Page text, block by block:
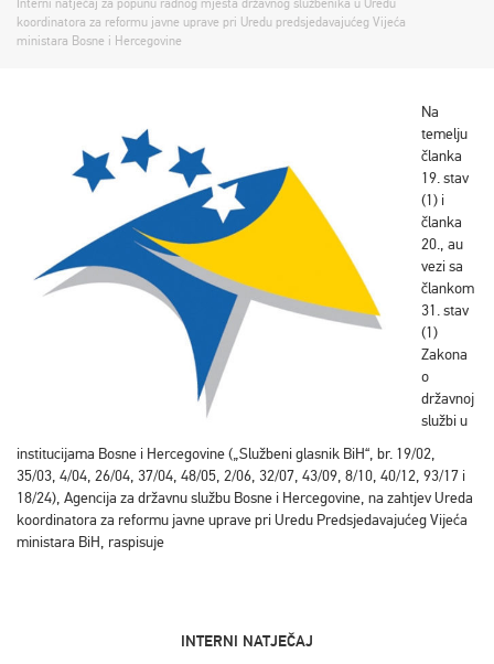
Interni natječaj za popunu radnog mjesta državnog službenika u Uredu
koordinatora za reformu javne uprave pri Uredu predsjedavajućeg Vijeća
ministara Bosne i Hercegovine
Na
temelju
članka
19. stav
(1) i
članka
20., au
vezi sa
člankom
31. stav
(1)
Zakona
o
državnoj
službi u
institucijama Bosne i Hercegovine („Službeni glasnik BiH“, br. 19/02,
35/03, 4/04, 26/04, 37/04, 48/05, 2/06, 32/07, 43/09, 8/10, 40/12, 93/17 i
18/24), Agencija za državnu službu Bosne i Hercegovine, na zahtjev Ureda
koordinatora za reformu javne uprave pri Uredu Predsjedavajućeg Vijeća
ministara BiH, raspisuje
INTERNI NATJEČAJ